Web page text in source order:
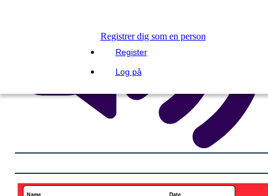
Registrer dig som en person
Register
Log på